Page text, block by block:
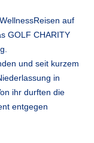
auf
GOLF CHARITY
und seit kurzem
in
ihr durften die
entgegen